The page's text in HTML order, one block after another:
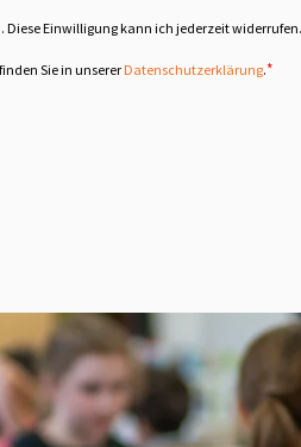
Einwilligung kann ich jederzeit widerrufen.
Sie in unserer Datenschutzerklärung.*